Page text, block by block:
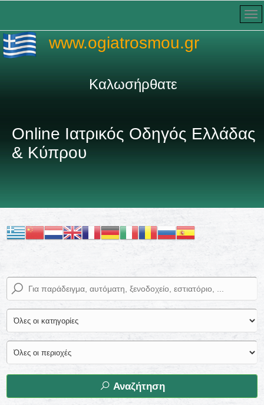
Online Ιατρικός Οδηγός Ελλάδας
& Κύπρου
www.ogiatrosmou.gr
Καλωσήρθατε στον
Αναζήτηση